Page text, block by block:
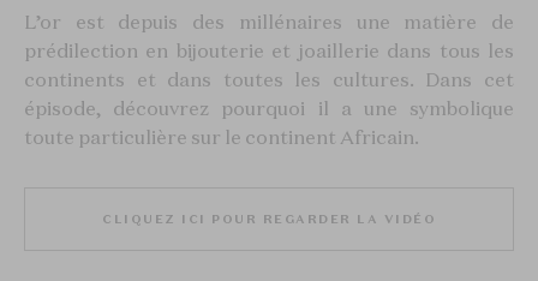
L’or est depuis des millénaires une matière de
prédilection en bijouterie et joaillerie dans tous les
continents et dans toutes les cultures. Dans cet
épisode, découvrez pourquoi il a une symbolique
toute particulière sur le continent Africain.
CLIQUEZ ICI POUR REGARDER LA VIDÉO